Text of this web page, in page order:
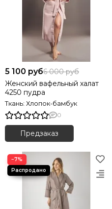
5 100 руб6 000 руб
Женский вафельный халат
4250 пудра
Ткань: Хлопок-бамбук
0
Предзаказ
−7%